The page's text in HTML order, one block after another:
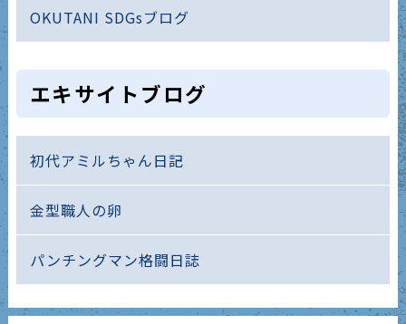
OKUTANI SDGsブログ
エキサイトブログ
初代アミルちゃん日記
金型職人の卵
パンチングマン格闘日誌